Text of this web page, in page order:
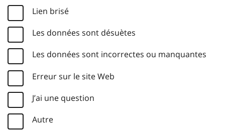
Lien brisé
Les données sont désuètes
Les données sont incorrectes ou manquantes
Erreur sur le site Web
J’ai une question
Autre